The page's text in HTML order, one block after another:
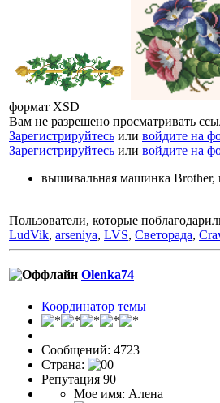
формат XSD
Вам не разрешено просматривать
Зарегистрируйтесь или войдите на
Зарегистрируйтесь или войдите на
вышивальная машинка Brother,
Пользователи, которые
LudVik, arseniya, LVS, Светорада,
Olenka74
Координатор темы
Сообщений: 4723
Страна:
Репутация 90
Мое имя: Алена